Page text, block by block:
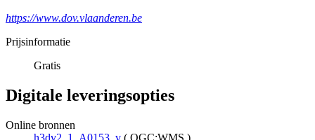
https://www.dov.vlaanderen.be
Prijsinformatie
Gratis
Digitale leveringsopties
Online bronnen